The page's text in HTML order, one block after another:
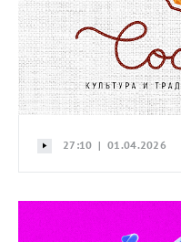
27:10 | 01.04.2026